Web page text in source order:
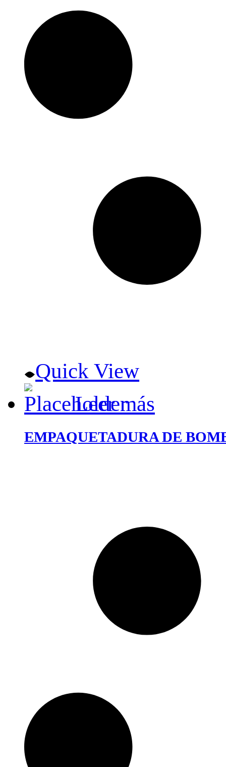
Quick View
Leer más
EMPAQUETADURA DE